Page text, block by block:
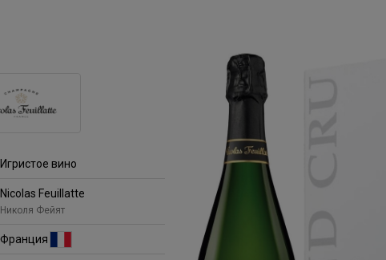
Игристое вино
Nicolas Feuillatte
Николя Фейят
Франция